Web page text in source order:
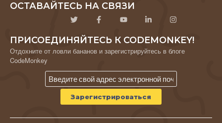
ОСТАВАЙТЕСЬ НА СВЯЗИ
ПРИСОЕДИНЯЙТЕСЬ К CODEMONKEY!
Отдохните от ловли бананов и зарегистрируйтесь в блоге
CodeMonkey